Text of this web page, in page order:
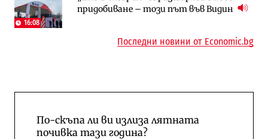
16:08
придобиване – този път във Видин
централната власт за 75% от
компании и системните интегратори
Последни новини от Economic.bg
По-скъпа ли ви излиза лятната
почивка тази година?